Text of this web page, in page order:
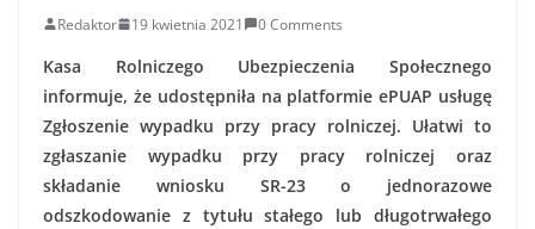
Redaktor 19 kwietnia 2021 0 Comments
Kasa Rolniczego Ubezpieczenia Społecznego
informuje, że udostępniła na platformie ePUAP usługę
Zgłoszenie wypadku przy pracy rolniczej. Ułatwi to
zgłaszanie wypadku przy pracy rolniczej oraz
składanie wniosku SR-23 o jednorazowe
odszkodowanie z tytułu stałego lub długotrwałego